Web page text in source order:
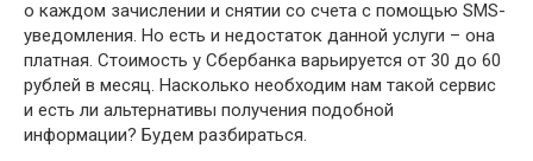
о каждом зачислении и снятии со счета с помощью SMS-
уведомления. Но есть и недостаток данной услуги – она
платная. Стоимость у Сбербанка варьируется от 30 до 60
рублей в месяц. Насколько необходим нам такой сервис
и есть ли альтернативы получения подобной
информации? Будем разбираться.